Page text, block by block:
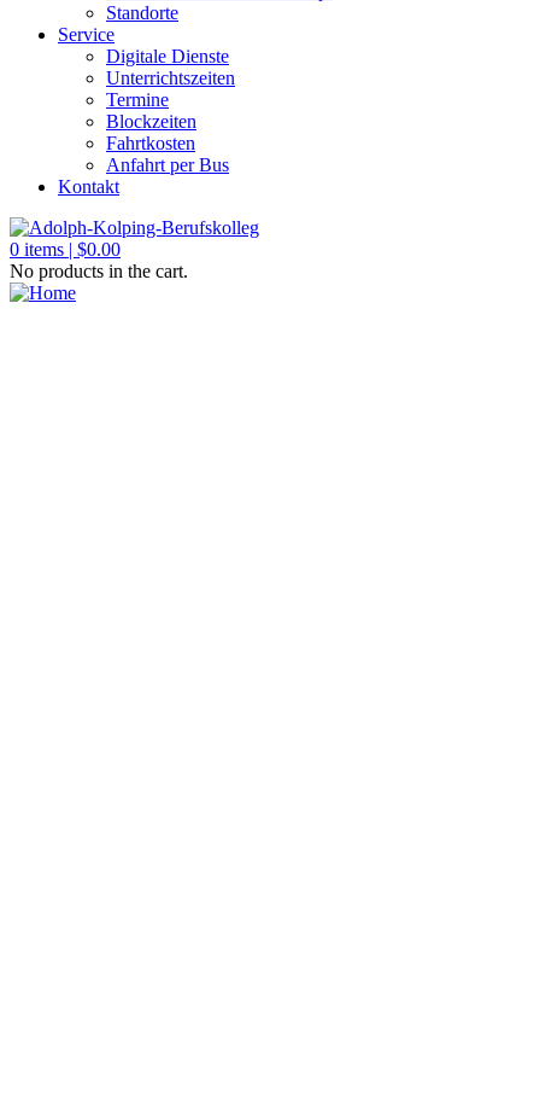
Standorte
Service
Digitale Dienste
Unterrichtszeiten
Termine
Blockzeiten
Fahrtkosten
Anfahrt per Bus
Kontakt
0 items | $0.00
No products in the cart.